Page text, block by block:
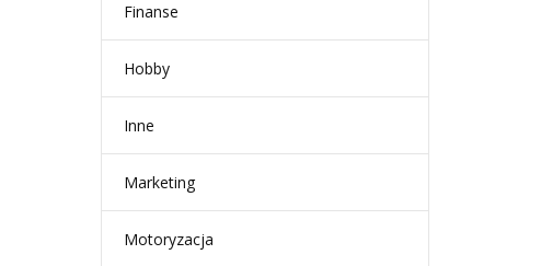
Finanse
Hobby
Inne
Marketing
Motoryzacja